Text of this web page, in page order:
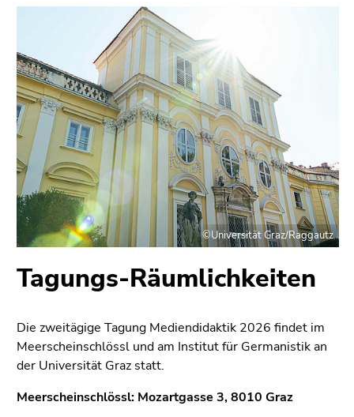
Seiteneinstellungen
(Benutzer/Sprache)
(Zugriffstaste
8)
Zur
Suche
(Zugriffstaste
9)
Tagungs-Räumlichkeiten
Die zweitägige Tagung Mediendidaktik 2026 findet im
Meerscheinschlössl und am Institut für Germanistik an
der Universität Graz statt.
Meerscheinschlössl: Mozartgasse 3, 8010 Graz
©Universität Graz/Raggautz